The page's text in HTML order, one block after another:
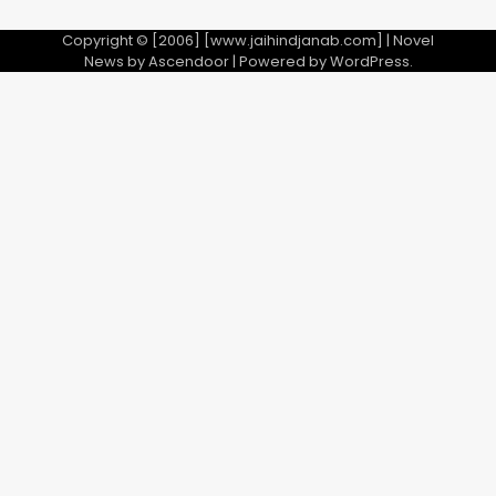
Copyright © [2006] [www.jaihindjanab.com] | Novel
News byAscendoor| Powered byWordPress.